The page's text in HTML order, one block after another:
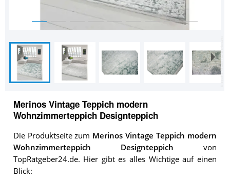
Merinos Vintage Teppich modern
Wohnzimmerteppich Designteppich
Die Produktseite zum Merinos Vintage Teppich modern
Wohnzimmerteppich Designteppich von
TopRatgeber24.de. Hier gibt es alles Wichtige auf einen
Blick: